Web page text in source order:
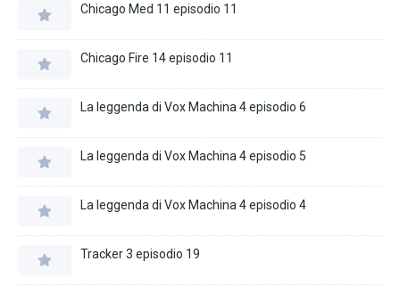
Chicago Med 11 episodio 11
Chicago Fire 14 episodio 11
La leggenda di Vox Machina 4 episodio 6
La leggenda di Vox Machina 4 episodio 5
La leggenda di Vox Machina 4 episodio 4
Tracker 3 episodio 19